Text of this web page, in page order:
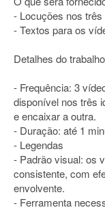
- Locuções nos três
- Textos para os
Detalhes do
- Frequência: 3
disponível nos três
e encaixar a outra.
- Duração: até 1
- Legendas
- Padrão visual: os
consistente, com
envolvente.
- Ferramenta